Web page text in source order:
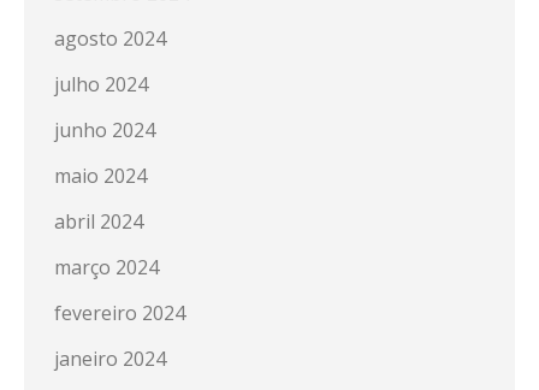
agosto 2024
julho 2024
junho 2024
maio 2024
abril 2024
março 2024
fevereiro 2024
janeiro 2024